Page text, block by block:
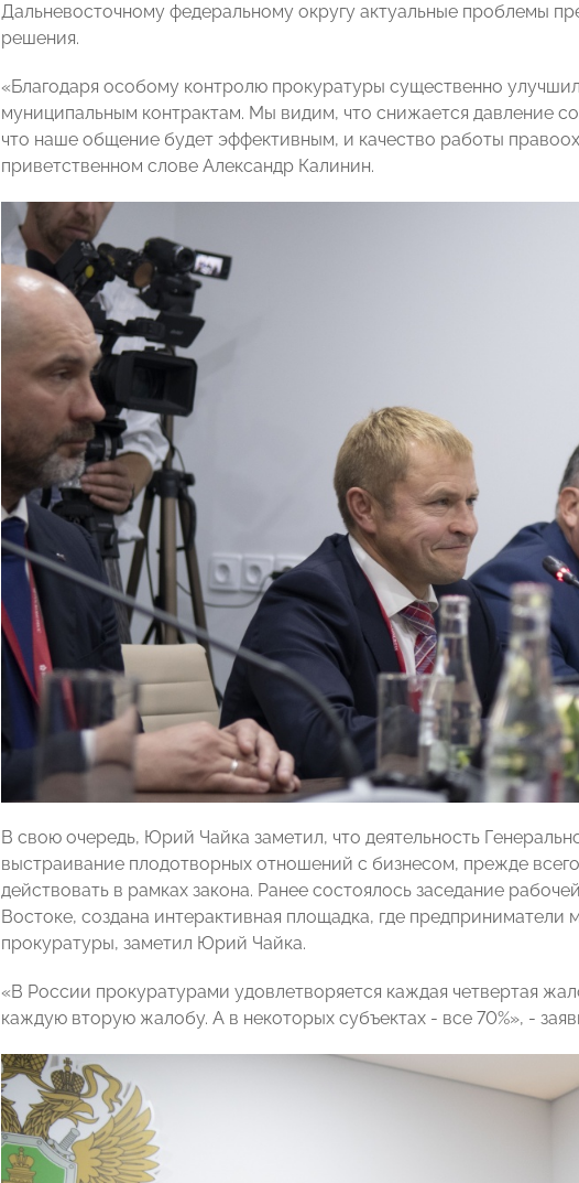
Дальневосточному федеральному округу актуальные проблемы
решения.
«Благодаря особому контролю прокуратуры существенно
муниципальным контрактам. Мы видим, что снижается давление
что наше общение будет эффективным, и качество работы
приветственном слове Александр Калинин.
В свою очередь, Юрий Чайка заметил, что деятельность
выстраивание плодотворных отношений с бизнесом, прежде
действовать в рамках закона. Ранее состоялось заседание
Востоке, создана интерактивная площадка, где
прокуратуры, заметил Юрий Чайка.
«В России прокуратурами удовлетворяется каждая четвертая
каждую вторую жалобу. А в некоторых субъектах - все 70%», -